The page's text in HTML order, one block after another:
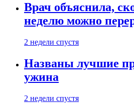
Врач объяснила,
неделю можно
2 недели спустя
Названы лучшие
ужина
2 недели спустя